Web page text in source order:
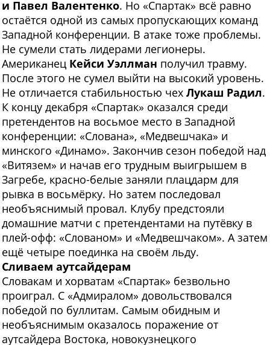
и Павел Валентенко. Но «Спартак» всё равно
остаётся одной из самых пропускающих команд
Западной конференции. В атаке тоже проблемы.
Не сумели стать лидерами легионеры.
Американец Кейси Уэллман получил травму.
После этого не сумел выйти на высокий уровень.
Не отличается стабильностью чех Лукаш Радил.
К концу декабря «Спартак» оказался среди
претендентов на восьмое место в Западной
конференции: «Слована», «Медвешчака» и
минского «Динамо». Закончив сезон победой над
«Витязем» и начав его трудным выигрышем в
Загребе, красно-белые заняли плацдарм для
рывка в восьмёрку. Но затем последовал
необъяснимый провал. Клубу предстояли
домашние матчи с претендентами на путёвку в
плей-офф: «Слованом» и «Медвешчаком». А затем
ещё четыре поединка на своём льду.
Сливаем аутсайдерам
Словакам и хорватам «Спартак» безвольно
проиграл. С «Адмиралом» довольствовался
победой по буллитам. Самым обидным и
необъяснимым оказалось поражение от
аутсайдера Востока, новокузнецкого